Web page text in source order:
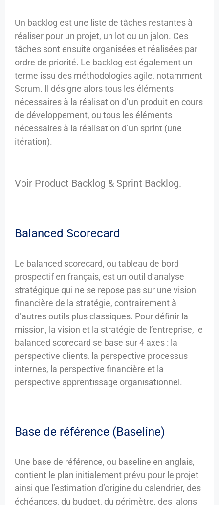
Un backlog est une liste de tâches restantes à
réaliser pour un projet, un lot ou un jalon. Ces
tâches sont ensuite organisées et réalisées par
ordre de priorité. Le backlog est également un
terme issu des méthodologies agile, notamment
Scrum. Il désigne alors tous les éléments
nécessaires à la réalisation d’un produit en cours
de développement, ou tous les éléments
nécessaires à la réalisation d’un sprint (une
itération).
Voir Product Backlog & Sprint Backlog.
Balanced Scorecard
Le balanced scorecard, ou tableau de bord
prospectif en français, est un outil d’analyse
stratégique qui ne se repose pas sur une vision
financière de la stratégie, contrairement à
d’autres outils plus classiques. Pour définir la
mission, la vision et la stratégie de l’entreprise, le
balanced scorecard se base sur 4 axes : la
perspective clients, la perspective processus
internes, la perspective financière et la
perspective apprentissage organisationnel.
Base de référence (Baseline)
Une base de référence, ou baseline en anglais,
contient le plan initialement prévu pour le projet
ainsi que l’estimation d’origine du calendrier, des
échéances, du budget, du périmètre, des jalons